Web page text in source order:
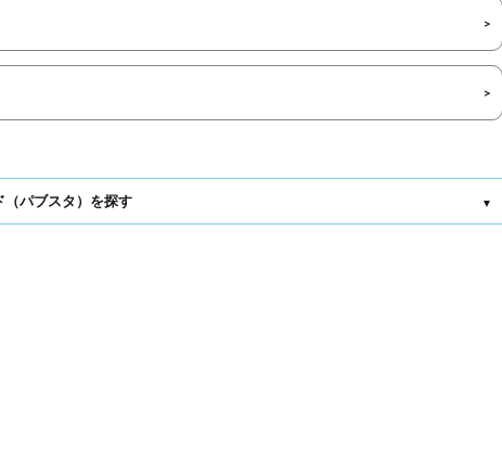
パブスタ）を探す